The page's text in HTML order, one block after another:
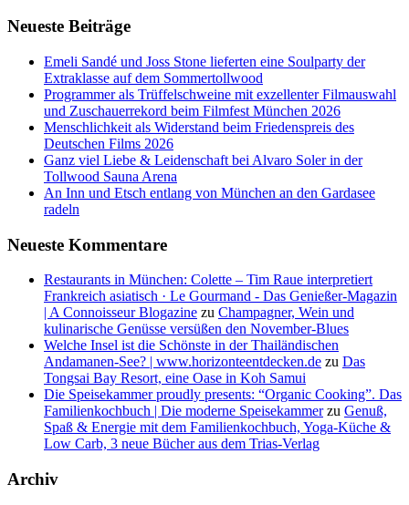
Neueste Beiträge
Emeli Sandé und Joss Stone lieferten eine Soulparty der
Extraklasse auf dem Sommertollwood
Programmer als Trüffelschweine mit exzellenter Filmauswahl
und Zuschauerrekord beim Filmfest München 2026
Menschlichkeit als Widerstand beim Friedenspreis des
Deutschen Films 2026
Ganz viel Liebe & Leidenschaft bei Alvaro Soler in der
Tollwood Sauna Arena
An Inn und Etsch entlang von München an den Gardasee
radeln
Neueste Kommentare
Restaurants in München: Colette – Tim Raue interpretiert
Frankreich asiatisch · Le Gourmand - Das Genießer-Magazin
| A Connoisseur Blogazine zu Champagner, Wein und
kulinarische Genüsse versüßen den November-Blues
Welche Insel ist die Schönste in der Thailändischen
Andamanen-See? | www.horizonteentdecken.de zu Das
Tongsai Bay Resort, eine Oase in Koh Samui
Die Speisekammer proudly presents: “Organic Cooking”. Das
Familienkochbuch | Die moderne Speisekammerzu Genuß,
Spaß & Energie mit dem Familienkochbuch, Yoga-Küche &
Low Carb, 3 neue Bücher aus dem Trias-Verlag
Archiv